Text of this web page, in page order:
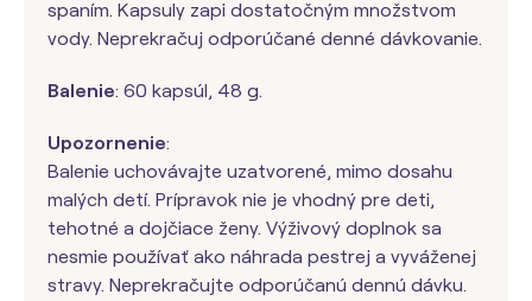
spaním. Kapsuly zapi dostatočným množstvom
vody. Neprekračuj odporúčané denné dávkovanie.
Balenie: 60 kapsúl, 48 g.
Upozornenie:
Balenie uchovávajte uzatvorené, mimo dosahu
malých detí. Prípravok nie je vhodný pre deti,
tehotné a dojčiace ženy. Výživový doplnok sa
nesmie používať ako náhrada pestrej a vyváženej
stravy. Neprekračujte odporúčanú dennú dávku.